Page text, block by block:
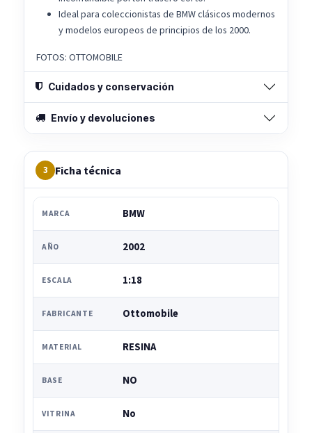
Ideal para coleccionistas de BMW clásicos modernos
y modelos europeos de principios de los 2000.
FOTOS: OTTOMOBILE
Cuidados y conservación
Envío y devoluciones
3 Ficha técnica
MARCA BMW
AÑO 2002
ESCALA 1:18
FABRICANTE Ottomobile
MATERIAL RESINA
BASE NO
VITRINA No